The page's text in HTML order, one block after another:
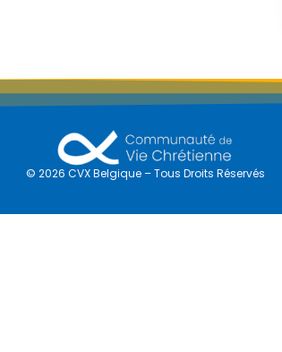
© 2026 CVX Belgique – Tous Droits Réservés